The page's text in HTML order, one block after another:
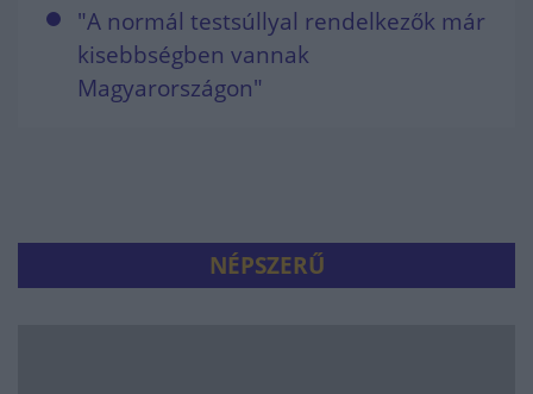
"A normál testsúllyal rendelkezők már
kisebbségben vannak
Magyarországon"
NÉPSZERŰ